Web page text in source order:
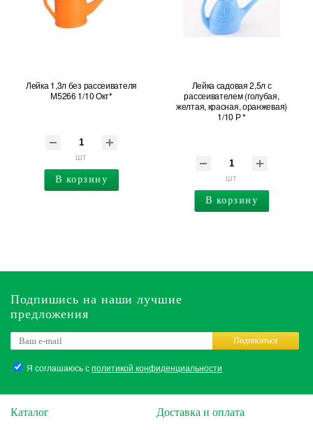
Лейка 1,3л без рассеивателя
М5266 1/10 Окт*
шт
В корзину
Лейка садовая 2,5л с
рассеивателем (голубая,
желтая, красная, оранжевая)
1/10 Р *
шт
В корзину
Подпишись на наши лучшие
предложения
Я соглашаюсь сполитикой конфиденциальности
Подписаться
Каталог
Доставка и оплата